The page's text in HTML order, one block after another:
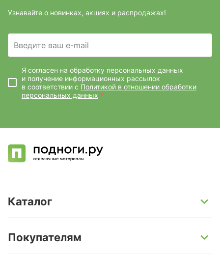
Узнавайте о новинках, акциях и распродажах!
Введите ваш e-mail
Я согласен на обработку персональных данных
и получение информационных рассылок
в соответствии с Политикой в отношении обработки
персональных данных *
Каталог
Кварц-винил и LVT-плитка
Покупателям